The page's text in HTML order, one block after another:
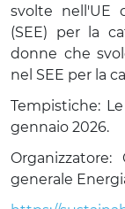
svolte nell'UE
(SEE) per la
donne che
nel SEE per la
Tempistiche:
gennaio 2026.
generale